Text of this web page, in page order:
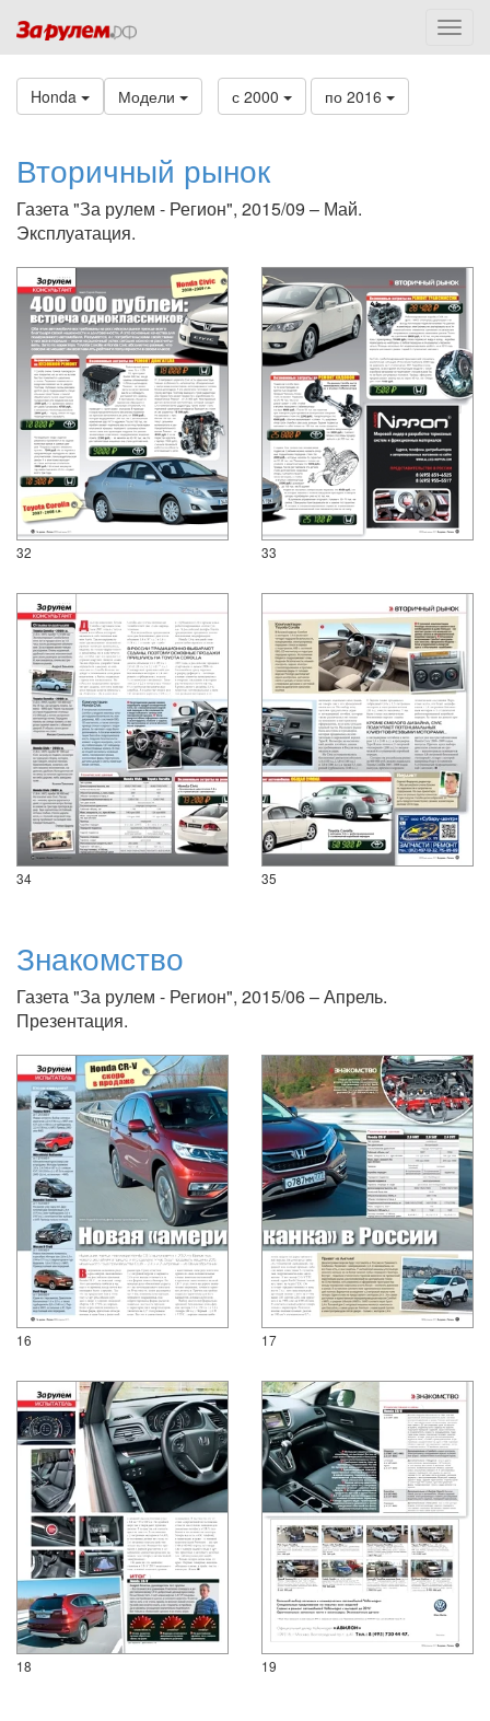
Honda Модели с 2000 по 2016
Вторичный рынок
Газета "За рулем - Регион", 2015/09 – Май.
Эксплуатация.
32 33
34 35
Знакомство
Газета "За рулем - Регион", 2015/06 – Апрель.
Презентация.
16 17
18 19